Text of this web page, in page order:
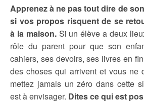
Apprenez à ne pas tout dire de
si vos propos risquent de se
à la maison.Si un élève a deux
rôle du parent pour que son
cahiers, ses devoirs, ses livres en
des choses qui arrivent et vous ne
mettez jamais un zéro dans cette
est à envisager. Dites ce qui est